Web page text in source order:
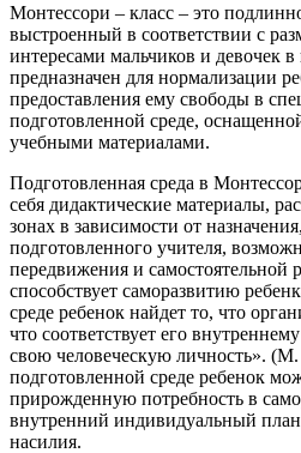
Монтессори – класс – это
выстроенный в соответствии с
интересами мальчиков и девочек в
предназначен для нормализации
предоставления ему свободы в
подготовленной среде,
учебными материалами.
Подготовленная среда в
себя дидактические материалы,
зонах в зависимости от
подготовленного учителя,
передвижения и самостоятельной
способствует саморазвитию
среде ребенок найдет то, что
что соответствует его
свою человеческую личность».
подготовленной среде ребенок
прирожденную потребность в
внутренний индивидуальный
насилия.